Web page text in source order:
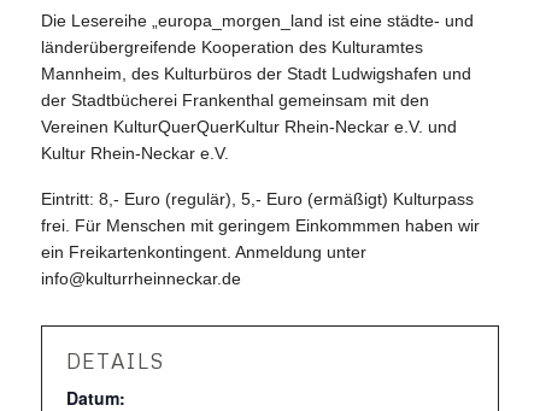
Die Lesereihe „europa_morgen_land ist eine städte- und
länderübergreifende Kooperation des Kulturamtes
Mannheim, des Kulturbüros der Stadt Ludwigshafen und
der Stadtbücherei Frankenthal gemeinsam mit den
Vereinen KulturQuerQuerKultur Rhein-Neckar e.V. und
Kultur Rhein-Neckar e.V.
Eintritt: 8,- Euro (regulär), 5,- Euro (ermäßigt) Kulturpass
frei. Für Menschen mit geringem Einkommmen haben wir
ein Freikartenkontingent. Anmeldung unter
info@kulturrheinneckar.de
DETAILS
Datum: